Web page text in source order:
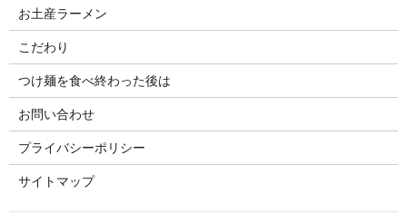
お土産ラーメン
こだわり
つけ麺を食べ終わった後は
お問い合わせ
プライバシーポリシー
サイトマップ